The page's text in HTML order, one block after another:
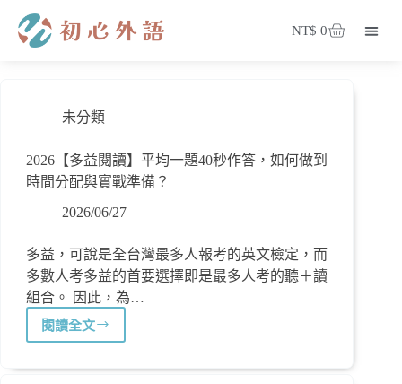
NT$ 0
未分類
2026【多益閱讀】平均一題40秒作答，如何做到
時間分配與實戰準備？
2026/06/27
多益，可說是全台灣最多人報考的英文檢定，而
多數人考多益的首要選擇即是最多人考的聽＋讀
組合。 因此，為…
閱讀全文